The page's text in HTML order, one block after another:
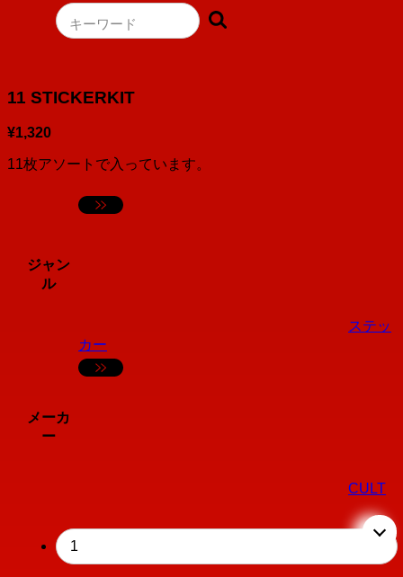
キーワード
11 STICKERKIT
¥1,320
11枚アソートで入っています。
ジャン
ル
ステッ
カー
メーカ
ー
CULT